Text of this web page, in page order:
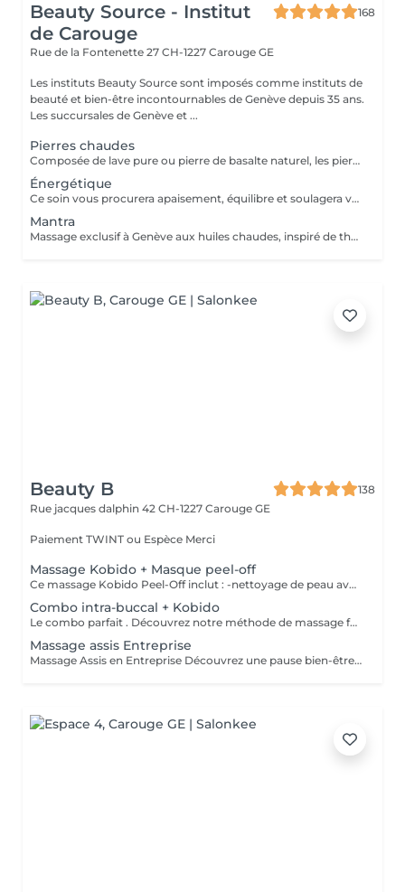
Beauty Source - Institut
de Carouge
168
Rue de la Fontenette 27 CH-1227 Carouge GE
Les instituts Beauty Source sont imposés comme instituts de
beauté et bien-être incontournables de Genève depuis 35 ans.
Les succursales de Genève et ...
Pierres chaudes
Composée de lave pure ou pierre de basalte naturel, les pierres chaudes d'une douceur infinie sur la peau procure les bienfaits d'un mini sauna associé à un massage drainant, détoxiquant et relaxant.
Énergétique
Ce soin vous procurera apaisement, équilibre et soulagera vos tensions afin de redonner à votre organisme toute sa vitalité. Une stimulation tonique des différents méridiens à travers le corps.
Mantra
Massage exclusif à Genève aux huiles chaudes, inspiré de thérapie indienne, le rythme mantra apaise le corps et l'esprit
Beauty B
138
Rue jacques dalphin 42 CH-1227 Carouge GE
Paiement TWINT ou Espèce Merci
Massage Kobido + Masque peel-off
Ce massage Kobido Peel-Off inclut : -nettoyage de peau avec le vapozone -massage Kobido d'environ 30 minutes -Application du masque Peel-off aux fleurs de bleuet- Hydratant et Rafraichissant.
Combo intra-buccal + Kobido
Le combo parfait . Découvrez notre méthode de massage facial innovante, alliant techniques internes (intrabuccales) et externes. Ce soin, par drainage et massage musculaire profond, stimule les muscles du décolleté, du cou et du visage, en ciblant particulièrement le contour des lèvres et l'ovale du visage. Dans la seconde partie, avec des gants, nous réalisons un massage intrabuccal pour détendre les joues, repulper les lèvres et lifter le bas du visage. En dénouant les tensions, nous améliorons la circulation et l'oxygénation des muscles, offrant un effet sculptant et rayonnant. Profitez de 60 minutes de fitness passif pour votre visage, en toute relaxation !
Massage assis Entreprise
Massage Assis en Entreprise Découvrez une pause bien-être inédite au sein de votre entreprise avec notre service de massage assis. Offrez à vos collaborateurs l'opportunité de se détendre et de recharger leurs batteries pendant leur pause, sans avoir besoin de se déshabiller. **Détails de la prestation :** - **Mobilité :** Je me déplace directement dans votre entreprise pour des sessions de massage assis adaptées à votre environnement de travail. - **Participants :** Cette prestation nécessite un minimum de cinq participants . - **Durée :** Chaque massage dure entre 15 et 20 minutes, un moment idéal pour se ressourcer sans perturber le rythme de la journée. - **Confort :** Utilisant une chaise spécialement conçue pour le massage assis, je m'assure que chaque participant soit à l'aise tout en profitant d'un moment relaxant. Le massage assis est une expérience revitalisante qui permet de réduire le stress, d'améliorer la concentration et de favoriser le bien-être général. Offrez à vos équipes cette pause relaxante et observez l'impact positif sur leur moral et leur productivité. N'attendez plus pour intégrer le bien-être au cur de votre entreprise !